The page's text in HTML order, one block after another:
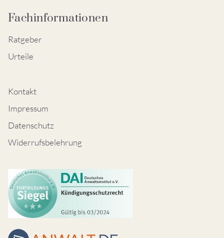
Fachinformationen
Ratgeber
Urteile
Kontakt
Impressum
Datenschutz
Widerrufsbelehrung